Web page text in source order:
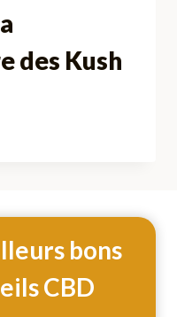
des Kush
bons
CBD